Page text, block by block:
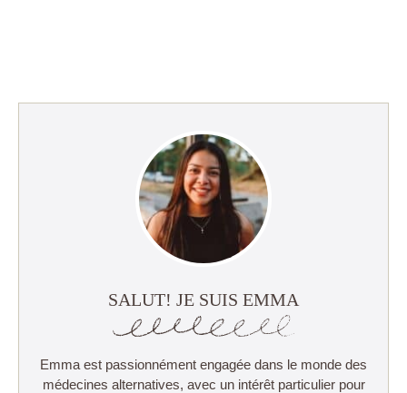
SALUT! JE SUIS EMMA
Emma est passionnément engagée dans le monde des
médecines alternatives, avec un intérêt particulier pour